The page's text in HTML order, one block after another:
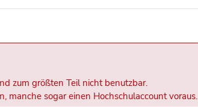
zum größten Teil nicht benutzbar.
manche sogar einen Hochschulaccount voraus.